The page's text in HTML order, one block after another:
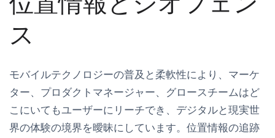
ス
モバイルテクノロジーの普及と柔軟性により、マーケ
ター、プロダクトマネージャー、グロースチームはど
こにいてもユーザーにリーチでき、デジタルと現実世
界の体験の境界を曖昧にしています。位置情報の追跡